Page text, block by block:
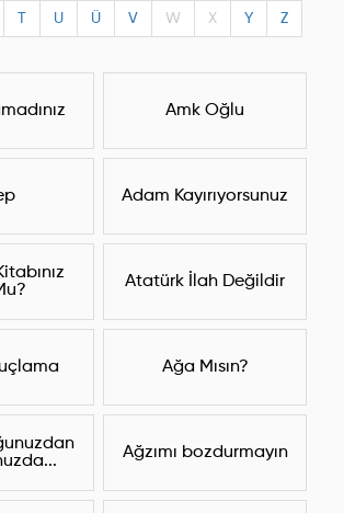
U Ü V W X Y Z
Amk Oğlu
Adam Kayırıyorsunuz
Atatürk İlah Değildir
Ağa Mısın?
Ağzımı bozdurmayın